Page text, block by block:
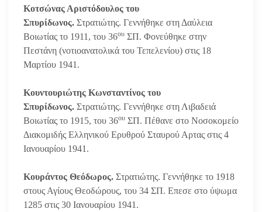
Κοτσώνας Αριστόδουλος του
Σπυρίδωνος. Στρατιώτης. Γεννήθηκε στη Δαύλεια
Βοιωτίας το 1911, του 36ου ΣΠ. Φονεύθηκε στην
Πεστάνη (νοτιοανατολικά του Τεπελενίου) στις 18
Μαρτίου 1941.
Κουντουριώτης Κωνσταντίνος του
Σπυρίδωνος. Στρατιώτης. Γεννήθηκε στη Λιβαδειά
Βοιωτίας το 1915, του 36ου ΣΠ. Πέθανε στο Νοσοκομείο
Διακομιδής Ελληνικού Ερυθρού Σταυρού Αρτας στις 4
Ιανουαρίου 1941.
Κουράντος Θεόδωρος. Στρατιώτης. Γεννήθηκε το 1918
στους Αγίους Θεοδώρους, του 34 ΣΠ. Επεσε στο ύψωμα
1285 στις 30 Ιανουαρίου 1941.